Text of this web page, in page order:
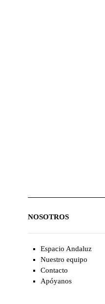
NOSOTROS
Espacio Andaluz
Nuestro equipo
Contacto
Apóyanos